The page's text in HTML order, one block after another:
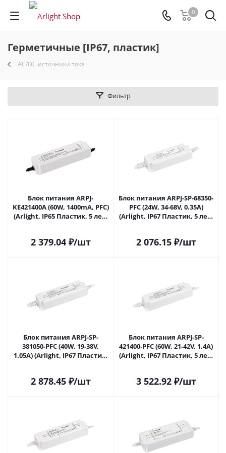
0
Герметичные [IP67, пластик]
AC/DC источники тока
Фильтр
Блок питания ARPJ-
KE421400A (60W, 1400mA, PFC)
(Arlight, IP65 Пластик, 5 лет)
2 379.04₽/шт
Блок питания ARPJ-SP-68350-
PFC (24W, 34-68V, 0.35A)
(Arlight, IP67 Пластик, 5 лет)
2 076.15₽/шт
Блок питания ARPJ-SP-
381050-PFC (40W, 19-38V,
1.05A) (Arlight, IP67 Пластик,
2 878.45₽/шт
Блок питания ARPJ-SP-
421400-PFC (60W, 21-42V, 1.4A)
(Arlight, IP67 Пластик, 5 лет)
3 522.92₽/шт